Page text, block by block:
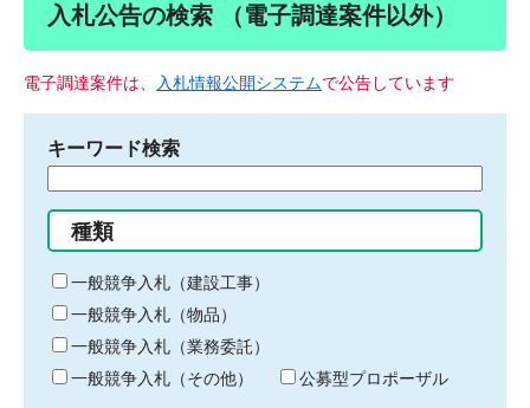
入札公告の検索 （電子調達案件以外）
電子調達案件は、 入札情報公開システムで公告しています
キーワード検索
る
キ
ー
ワ
ー
ド
種類
一般競争入札（建設工事）
一般競争入札（物品）
一般競争入札（業務委託）
一般競争入札（その他）
公募型プロポーザル